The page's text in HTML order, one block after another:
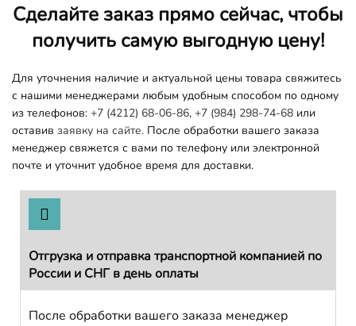
Сделайте заказ прямо сейчас, чтобы
получить самую выгодную цену!
Для уточнения наличие и актуальной цены товара свяжитесь
с нашими менеджерами любым удобным способом по одному
из телефонов: +7 (4212) 68-06-86, +7 (984) 298-74-68 или
оставив заявку на сайте. После обработки вашего заказа
менеджер свяжется с вами по телефону или электронной
почте и уточнит удобное время для доставки.
Отгрузка и отправка транспортной компанией по
России и СНГ в день оплаты
После обработки вашего заказа менеджер